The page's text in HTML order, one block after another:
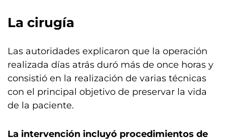
La cirugía
Las autoridades explicaron que la operación
realizada días atrás duró más de once horas y
consistió en la realización de varias técnicas
con el principal objetivo de preservar la vida
de la paciente.
La intervención incluyó procedimientos de